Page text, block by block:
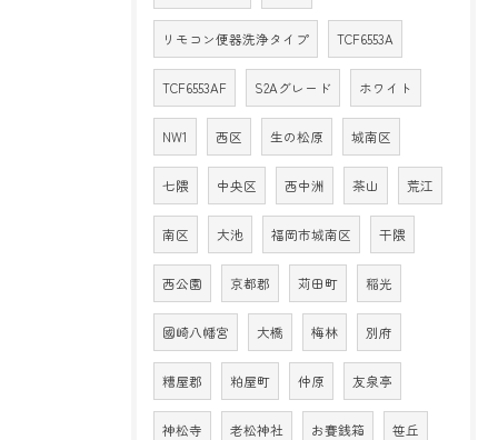
リモコン便器洗浄タイプ TCF6553A
TCF6553AF S2Aグレード ホワイト
NW1 西区 生の松原 城南区
七隈 中央区 西中洲 茶山 荒江
南区 大池 福岡市城南区 干隈
西公園 京都郡 苅田町 稲光
國崎八幡宮 大橋 梅林 別府
糟屋郡 粕屋町 仲原 友泉亭
神松寺 老松神社 お賽銭箱 笹丘